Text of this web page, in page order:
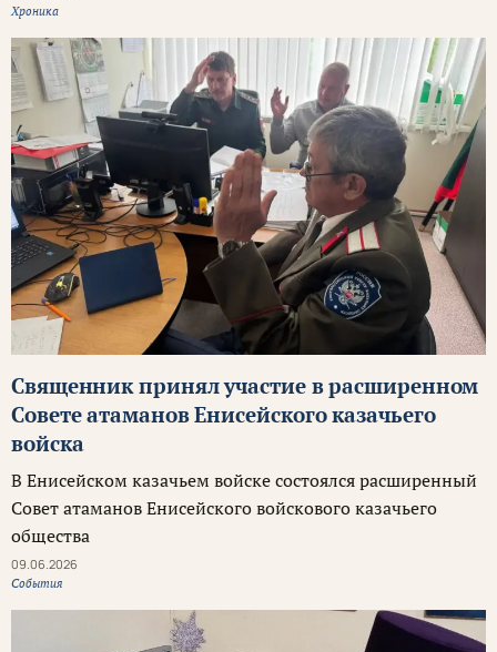
Хроника
Священник принял участие в расширенном
Совете атаманов Енисейского казачьего
войска
В Енисейском казачьем войске состоялся расширенный
Совет атаманов Енисейского войскового казачьего
общества
09.06.2026
События